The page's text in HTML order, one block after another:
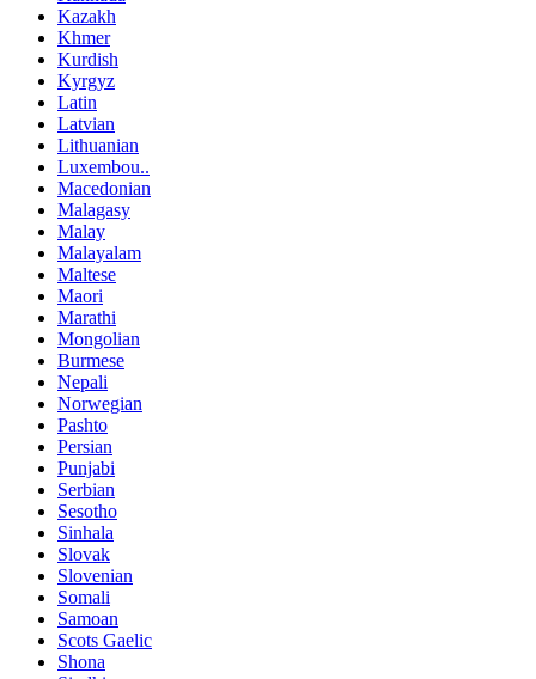
Kazakh
Khmer
Kurdish
Kyrgyz
Latin
Latvian
Lithuanian
Luxembou..
Macedonian
Malagasy
Malay
Malayalam
Maltese
Maori
Marathi
Mongolian
Burmese
Nepali
Norwegian
Pashto
Persian
Punjabi
Serbian
Sesotho
Sinhala
Slovak
Slovenian
Somali
Samoan
Scots Gaelic
Shona